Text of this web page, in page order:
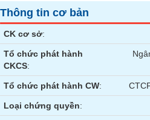
Thông tin cơ bản
CK cơ sở:
Tổ chức phát hành
CKCS:
Tổ chức phát hành CW:
Loại chứng quyền: